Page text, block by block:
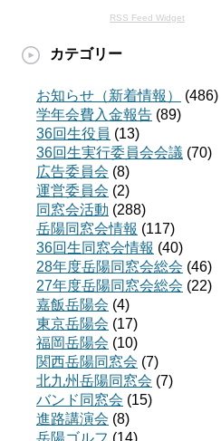
RSS Feed Widget
カテゴリー
お知らせ（新着情報）
(486)
学年会費入金報告 (89)
36回生役員 (13)
36回生実行委員会会議 (70)
広告委員会 (8)
運営委員会 (2)
同窓会活動 (288)
岳陽同窓会情報 (117)
36回生同窓会情報 (40)
28年度岳陽同窓会総会 (46)
27年度岳陽同窓会総会 (22)
嘉飯岳陽会 (4)
東京岳陽会 (17)
福岡岳陽会 (10)
関西岳陽同窓会 (7)
北九州岳陽同窓会 (7)
バンド同窓会 (15)
進路講演会 (8)